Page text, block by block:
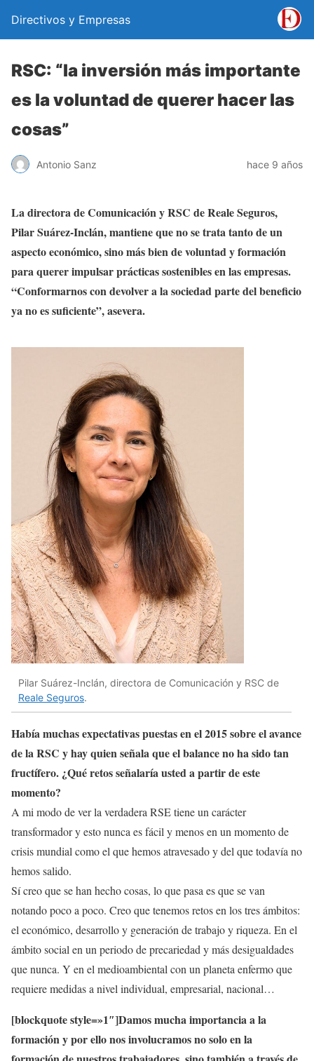
Directivos y Empresas
RSC: “la inversión más importante
es la voluntad de querer hacer las
cosas”
Antonio Sanz hace 9 años
La directora de Comunicación y RSC de Reale Seguros,
Pilar Suárez-Inclán, mantiene que no se trata tanto de un
aspecto económico, sino más bien de voluntad y formación
para querer impulsar prácticas sostenibles en las empresas.
“Conformarnos con devolver a la sociedad parte del beneficio
ya no es suficiente”, asevera.
Pilar Suárez-Inclán, directora de Comunicación y RSC de
Reale Seguros.
Había muchas expectativas puestas en el 2015 sobre el avance
de la RSC y hay quien señala que el balance no ha sido tan
fructífero. ¿Qué retos señalaría usted a partir de este
momento?
A mi modo de ver la verdadera RSE tiene un carácter
transformador y esto nunca es fácil y menos en un momento de
crisis mundial como el que hemos atravesado y del que todavía no
hemos salido.
Sí creo que se han hecho cosas, lo que pasa es que se van
notando poco a poco. Creo que tenemos retos en los tres ámbitos:
el económico, desarrollo y generación de trabajo y riqueza. En el
ámbito social en un periodo de precariedad y más desigualdades
que nunca. Y en el medioambiental con un planeta enfermo que
requiere medidas a nivel individual, empresarial, nacional…
[blockquote style=»1″]Damos mucha importancia a la
formación y por ello nos involucramos no solo en la